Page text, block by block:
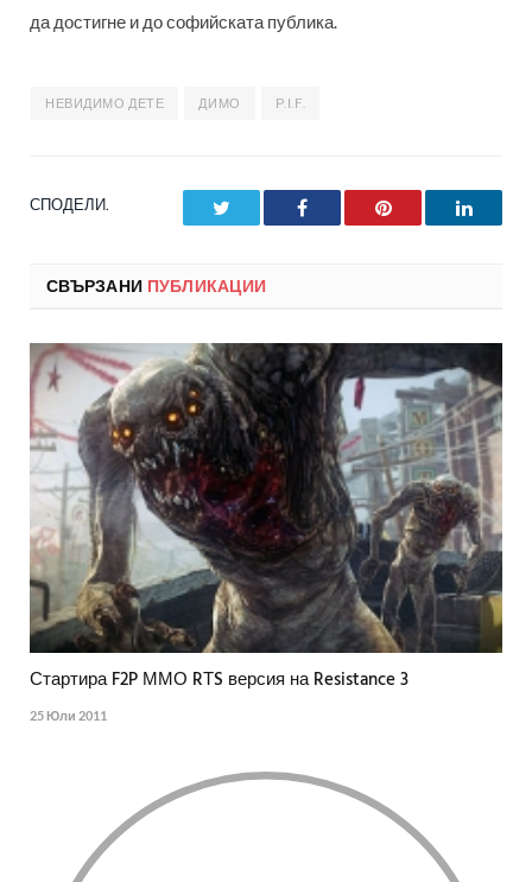
да достигне и до софийската публика.
НЕВИДИМО ДЕТЕ ДИМО P.I.F.
СПОДЕЛИ. Facebook Pinterest
СВЪРЗАНИ ПУБЛИКАЦИИ
Стартира F2P ММО RТS версия на Resistance 3
25 Юли 2011